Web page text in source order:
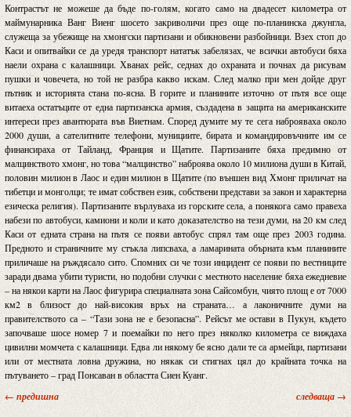
Контрастът не можеше да бъде по-голям, когато само на двадесет километра от
маймунарника Ванг Виенг шосето закриволичи през още по-планинска джунгла,
служеща за убежище на хмонгски партизани и обикновени разбойници. Взех стоп до
Каси и опитвайки се да уредя транспорт нататък забелязах, че всички автобуси бяха
наели охрана с калашници. Хванах рейс, седнах до охраната и почнах да рисувам
пушки и човечета, но той не разбра какво искам. След малко при мен дойде друг
пътник и историята стана по-ясна. В горите и планините източно от пътя все още
витаеха остатъците от една партизанска армия, създадена в защита на американските
интереси през авантюрата във Виетнам. Според думите му те сега наброяваха около
2000 души, а сателитните телефони, мунициите, бирата и командировъчните им се
финансираха от Тайланд, Франция и Щатите. Партизаните бяха предимно от
малцинството хмонг, но това “малцинство” наброява около 10 милиона души в Китай,
половин милион в Лаос и един милион в Щатите (по външен вид Хмонг приличат на
тибетци и монголци; те имат собствен език, собствени представи за закон и характерна
езическа религия). Партизаните върлуваха из горските села, а понякога само правеха
набези по автобуси, камиони и коли и като доказателство на тези думи, на 20 км след
Каси от едната страна на пътя се появи автобус спрял там още през 2003 година.
Предното и страничните му стъкла липсваха, а ламарината обърната към планините
приличаше на ръждясало сито. Спомних си че този инцидент се появи по вестниците
заради двама убити туристи, но подобни случки с местното население бяха ежедневие
– на някои карти на Лаос фигурира специалната зона Сайсомбун, чиято площ е от 7000
км2 в близост до най-високия връх на страната… а лаконичните думи на
правителството са – “Тази зона не е безопасна”. Рейсът ме остави в Пукун, където
започваше шосе номер 7 и поемайки по него през няколко километра се виждаха
цивилни момчета с калашници. Едва ли някому бе ясно дали те са армейци, партизани
или от местната ловна дружина, но някак си стигнах цял до крайната точка на
пътуването – град Понсаван в областта Сиен Куанг.
← предишна следваща →